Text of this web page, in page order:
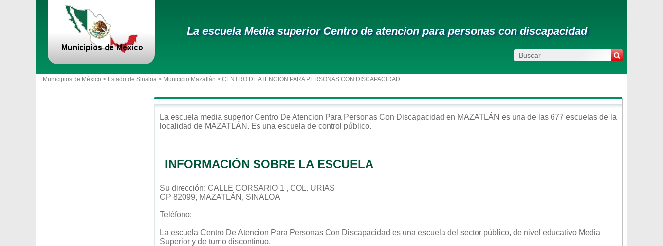
La escuela Media superior Centro de atencion para personas con discapacidad
Municipios de México > Estado de Sinaloa > Municipio Mazatlán > CENTRO DE ATENCION PARA PERSONAS CON DISCAPACIDAD
La escuela media superior Centro De Atencion Para Personas Con Discapacidad en MAZATLÁN es una de las 677 escuelas de la
localidad de MAZATLÁN . Es una escuela de control público.
INFORMACIÓN SOBRE LA ESCUELA
Su dirección: CALLE CORSARIO 1 , COL. URIAS
CP 82099, MAZATLÁN, SINALOA
Teléfono:
La escuela Centro De Atencion Para Personas Con Discapacidad es una escuela del sector público, de nivel educativo Media
Superior y de turno discontinuo.